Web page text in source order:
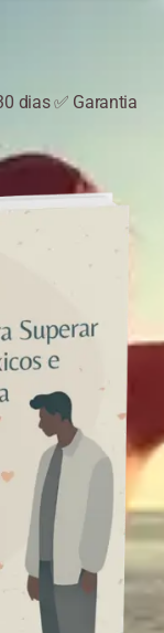
dias ✅ Garantia